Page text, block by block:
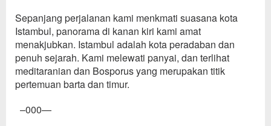
Sepanjang perjalanan kami menkmati suasana kota
Istambul, panorama di kanan kiri kami amat
menakjubkan. Istambul adalah kota peradaban dan
penuh sejarah. Kami melewati panyai, dan terlihat
meditaranian dan Bosporus yang merupakan titik
pertemuan barta dan timur.
–000—